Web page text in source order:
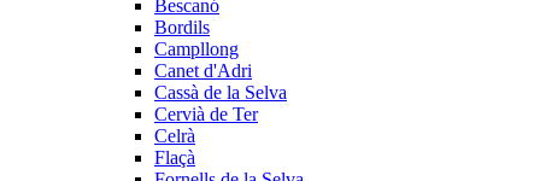
Bescanó
Bordils
Campllong
Canet d'Adri
Cassà de la Selva
Cervià de Ter
Celrà
Flaçà